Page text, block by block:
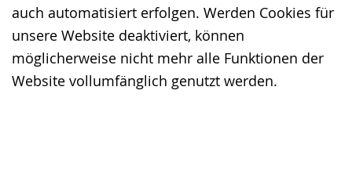
auch automatisiert erfolgen. Werden Cookies für
unsere Website deaktiviert, können
möglicherweise nicht mehr alle Funktionen der
Website vollumfänglich genutzt werden.